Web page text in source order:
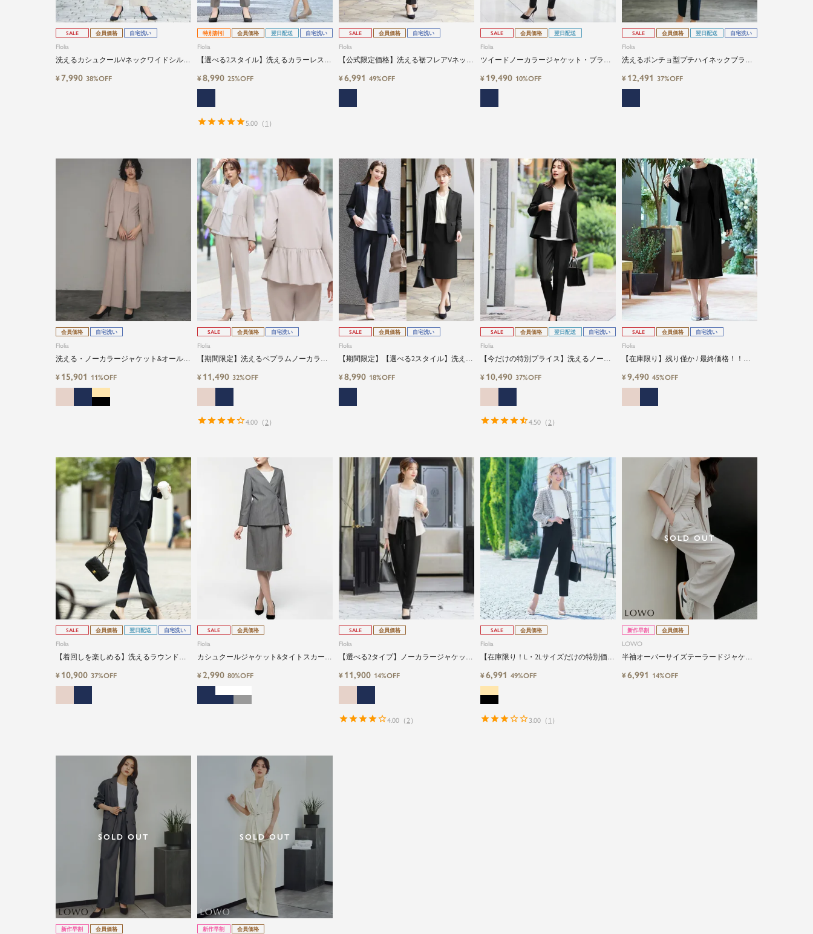
SALE 会員価格 自宅洗い
Flolia
洗えるカシュクールVネックワイドシルエ
¥7,990 38%OFF
特別割引 会員価格 翌日配送 自宅洗い
Flolia
【選べる2スタイル】洗えるカラーレスジ
の2点セットスーツ
¥8,990 25%OFF
5.00 （ 1 ）
SALE 会員価格 自宅洗い
Flolia
【公式限定価格】洗える裾フレアVネック
ットパンツスーツ
¥6,991 49%OFF
SALE 会員価格 翌日配送
Flolia
ツイードノーカラージャケット・ブラウ
ニースーツ
¥ 19,490 10%OFF
SALE 会員価格 翌日配送 自宅洗い
Flolia
洗えるポンチョ型プチハイネックブラウ
¥ 12,491 37%OFF
会員価格 自宅洗い
Flolia
洗える・ノーカラージャケット&オールイ
プスーツ
¥ 15,901 11%OFF
SALE 会員価格 自宅洗い
Flolia
【期間限定】洗えるペプラムノーカラー
トセレモニースーツ
¥ 11,490 32%OFF
4.00 （ 2 ）
SALE 会員価格 自宅洗い
Flolia
【期間限定】【選べる2スタイル】洗える
orタイトスカートの2点セットアップビジ
ネススーツ
¥8,990 18%OFF
SALE 会員価格 翌日配送 自宅洗い
Flolia
【今だけの特別プライス】洗えるノーカ
ツの2点セットアップセレモニースーツ
¥ 10,490 37%OFF
4.50 （ 2 ）
SALE 会員価格 自宅洗い
Flolia
【在庫限り】残り僅か / 最終価格！！洗
ピースの2点セットアップセレモニースー
ツ
¥9,490 45%OFF
SALE 会員価格 翌日配送 自宅洗い
Flolia
【着回しを楽しめる】洗えるラウンドカ
ンツの2点セットアップスーツ
¥ 10,900 37%OFF
SALE 会員価格
Flolia
カシュクールジャケット&タイトスカート
¥2,990 80%OFF
SALE 会員価格
Flolia
【選べる2タイプ】ノーカラージャケット
ドパンツの3点セットアップセレモニース
ーツ
¥ 11,900 14%OFF
4.00 （ 2）
SALE 会員価格
Flolia
【在庫限り！L・2Lサイズだけの特別価
アップセレモニースーツ
¥6,991 49%OFF
3.00 （ 1 ）
SOLD OUT
新作早割 会員価格
LOWO
半袖オーバーサイズテーラードジャケッ
¥6,991 14%OFF
SOLD OUT
新作早割 会員価格
SOLD OUT
新作早割 会員価格